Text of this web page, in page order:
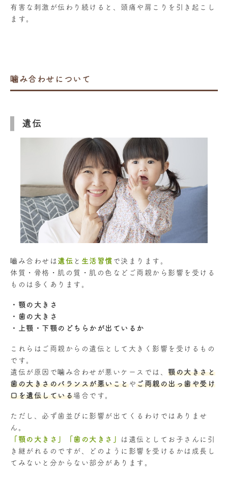
有害な刺激が伝わり続けると、頭痛や肩こりを引き起こし
ます。
噛み合わせについて
遺伝
嚙み合わせは 遺伝 と 生活習慣 で決まります。
体質・骨格・肌の質・肌の色などご両親から影響を受ける
ものは多くあります。
・顎の大きさ
・歯の大きさ
・上顎・下顎のどちらかが出ているか
これらはご両親からの遺伝として大きく影響を受けるもの
です。
遺伝が原因で噛み合わせが悪いケースでは、 顎の大きさと
歯の大きさのバランスが悪いことやご両親の出っ歯や受け
口を遺伝している場合です。
ただし、必ず歯並びに影響が出てくるわけではありませ
ん。
「顎の大きさ」「歯の大きさ」
は遺伝としてお子さんに引
き継がれるのですが、どのように影響を受けるかは成長し
てみないと分からない部分があります。